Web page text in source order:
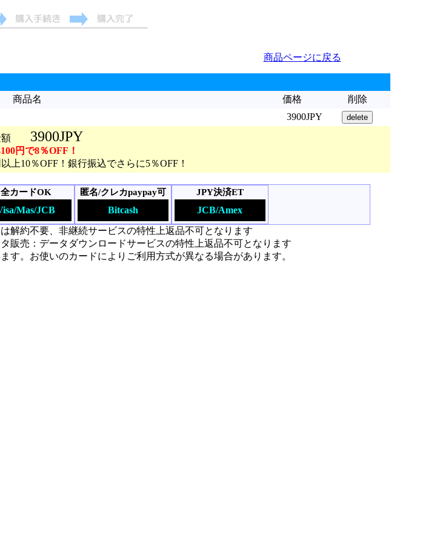
商品ページに戻る
商品名 価格
削除
3900JPY
額 3900JPY
円で8％OFF！
上10％OFF！銀行振込でさらに5％OFF！
全カードOK
Mas/JCB
匿名/クレカpaypay可
Bitcash
JPY決済ET
JCB/Amex
解約不要、非継続サービスの特性上返品不可となります
販売：データダウンロードサービスの特性上返品不可となります
す。お使いのカードによりご利用方式が異なる場合があります。